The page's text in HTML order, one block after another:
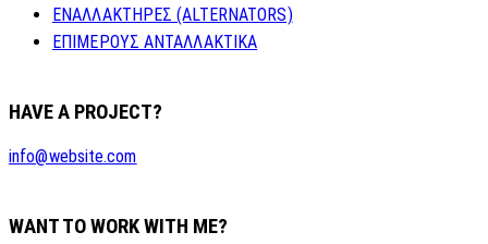
ΕΝΑΛΛΑΚΤΗΡΕΣ (ALTERNATORS)
ΕΠΙΜΕΡΟΥΣ ΑΝΤΑΛΛΑΚΤΙΚΑ
HAVE A PROJECT?
info@website.com
WANT TO WORK WITH ME?